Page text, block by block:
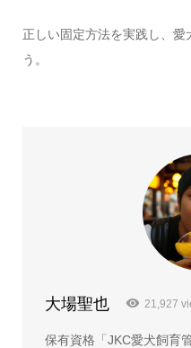
正しい固定方法を実践し、愛
う。
大場聖也 21,927
保有資格「JKC愛犬飼育